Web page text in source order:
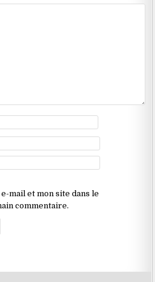
mail et mon site dans le
commentaire.